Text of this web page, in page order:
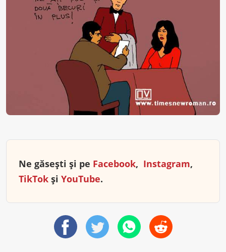
Ne găsești și pe Facebook, Instagram,
TikTok și YouTube.